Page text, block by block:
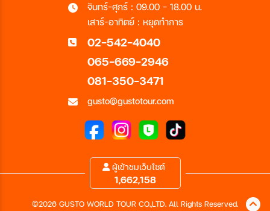
จันทร์-ศุกร์ : 09.00 - 18.00 น.
เสาร์-อาทิตย์ : หยุดทำการ
02-542-4040
065-669-2946
081-350-3471
gusto@gustotour.com
ผู้เข้าชมเว็บไซต์
1,662,158
©2026 GUSTO WORLD TOUR CO.,LTD. All Rights Reserved.